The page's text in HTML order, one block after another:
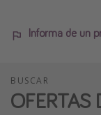
Informa de un
BUSCAR
OFERTAS